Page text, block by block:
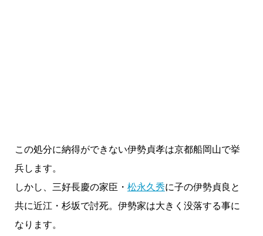
この処分に納得ができない伊勢貞孝は京都船岡山で挙
兵します。
しかし、三好長慶の家臣・ 松永久秀に子の伊勢貞良と
共に近江・杉坂で討死。伊勢家は大きく没落する事に
なります。